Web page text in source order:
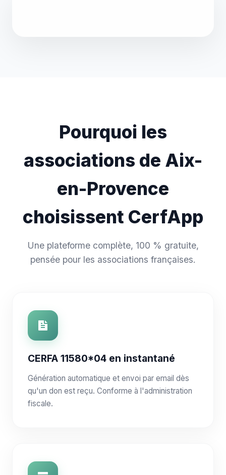
Pourquoi les
associations de Aix-
en-Provence
choisissent CerfApp
Une plateforme complète, 100 % gratuite,
pensée pour les associations françaises.
CERFA 11580*04 en instantané
Génération automatique et envoi par email dès
qu'un don est reçu. Conforme à l'administration
fiscale.